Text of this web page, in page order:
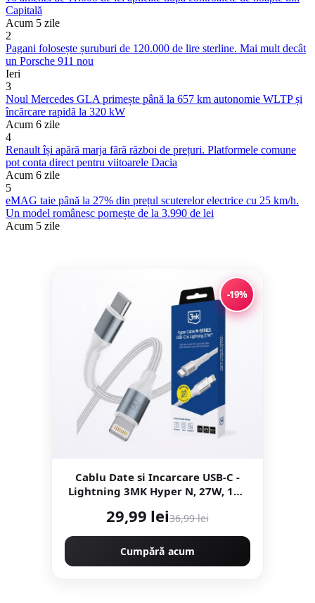
Capitală
Acum 5 zile
2
Pagani folosește șuruburi de 120.000 de lire sterline. Mai mult decât
un Porsche 911 nou
Ieri
3
Noul Mercedes GLA primește până la 657 km autonomie WLTP și
încărcare rapidă la 320 kW
Acum 6 zile
4
Renault își apără marja fără război de prețuri. Platformele comune
pot conta direct pentru viitoarele Dacia
Acum 6 zile
5
eMAG taie până la 27% din prețul scuterelor electrice cu 25 km/h.
Un model românesc pornește de la 3.990 de lei
Acum 5 zile
-19%
Cablu Date si Incarcare USB-C -
Lightning 3MK Hyper N, 27W, 1m,
29,99 lei36,99 lei
Cumpără acum